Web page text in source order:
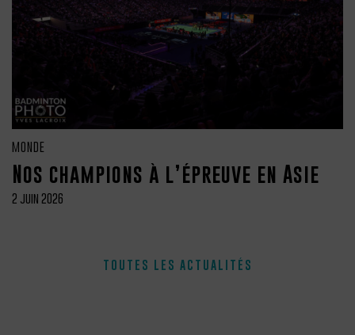
MONDE
Nos champions à l’épreuve en Asie
2 juin 2026
TOUTES LES ACTUALITÉS